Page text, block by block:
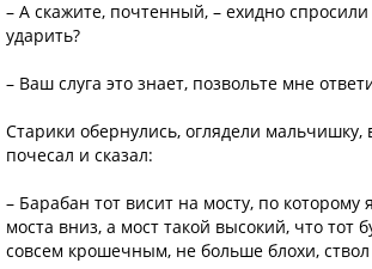
– А скажите, почтенный, – ехидно
ударить?
– Ваш слуга это знает, позвольте мне
Старики обернулись, оглядели мальчишку,
почесал и сказал:
– Барабан тот висит на мосту, по
моста вниз, а мост такой высокий, что тот
совсем крошечным, не больше блохи,